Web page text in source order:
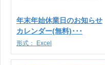
年末年始休業日のお知らせ
カレンダー(無料)･･･
形式： Excel